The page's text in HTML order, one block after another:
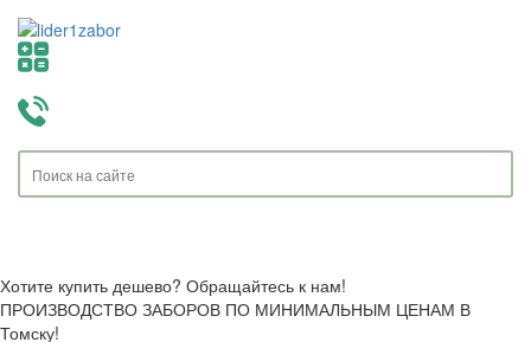
Хотите купить дешево? Обращайтесь к нам!
ПРОИЗВОДСТВО ЗАБОРОВ ПО МИНИМАЛЬНЫМ ЦЕНАМ В
Томску!